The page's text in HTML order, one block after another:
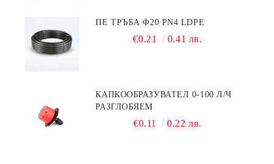
ПЕ ТРЪБА Ф20 PN4 LDPE
€0.21 0.41 лв.
КАПКООБРАЗУВАТЕЛ 0-100 Л/Ч
РАЗГЛОБЯЕМ
€0.11 0.22 лв.